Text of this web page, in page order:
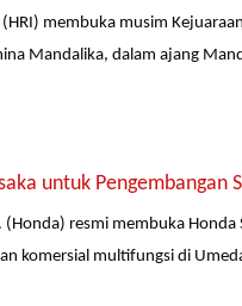
membuka musim
Mandalika, dalam ajang
untuk Pengembangan
resmi membuka
komersial multifungsi di